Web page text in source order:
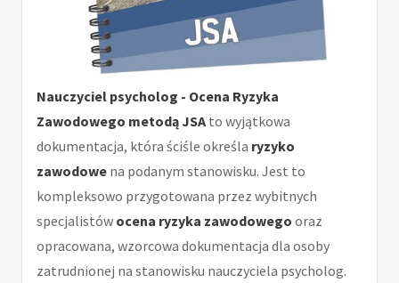
Nauczyciel psycholog - Ocena Ryzyka
Zawodowego metodą JSA to wyjątkowa
dokumentacja, która ściśle określa ryzyko
zawodowe na podanym stanowisku. Jest to
kompleksowo przygotowana przez wybitnych
specjalistów ocena ryzyka zawodowego oraz
opracowana, wzorcowa dokumentacja dla osoby
zatrudnionej na stanowisku nauczyciela psycholog.